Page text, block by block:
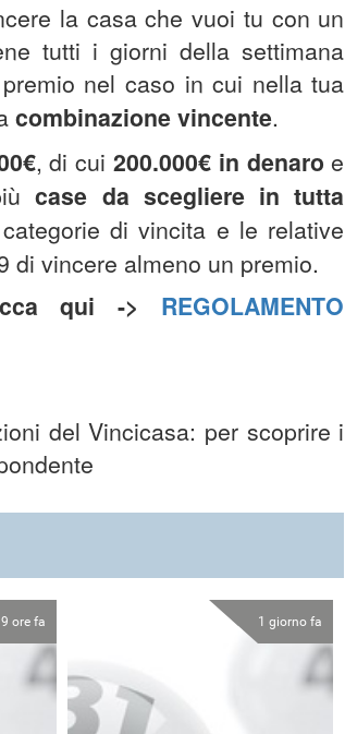
la casa che vuoi tu con un
tutti i giorni della settimana
nel caso in cui nella tua
combinazionevincente.
, di cui 200.000€ in denaroe
case da scegliere in tutta
di vincita e le relative
di vincere almeno un premio.
qui -> REGOLAMENTO
del Vincicasa: per scoprire i
ore fa 1 giorno fa